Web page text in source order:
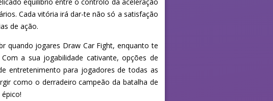
Cada vitória irá dar-te não só a satisfação
de ação.
quando jogares Draw Car Fight, enquanto te
a sua jogabilidade cativante, opções de
entretenimento para jogadores de todas as
como o derradeiro campeão da batalha de